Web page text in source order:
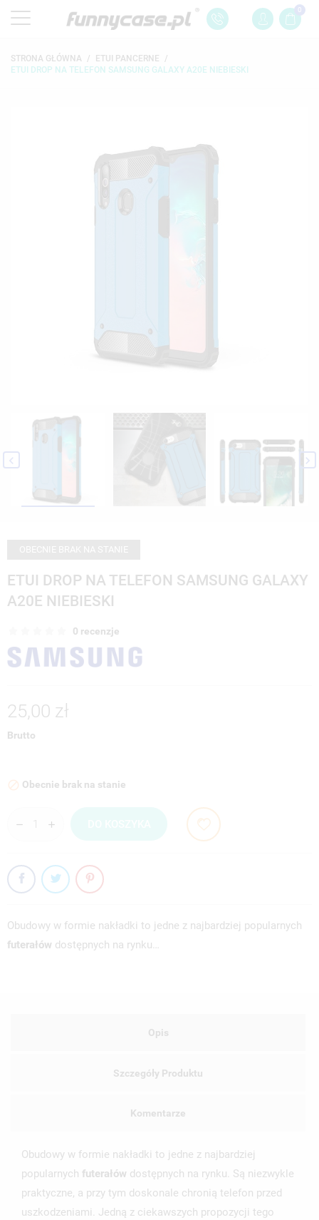
0
STRONA GŁÓWNA
ETUI PANCERNE
ETUI DROP NA TELEFON SAMSUNG GALAXY A20E NIEBIESKI
 
ETUI DROP NA TELEFON SAMSUNG GALAXY
A20E NIEBIESKI
0 recenzje
25,00 zł
Brutto
 Obecnie brak na stanie
Obudowy w formie nakładki to jedne z najbardziej popularnych
futerałów dostępnych na rynku…
Opis
Szczegóły Produktu
Komentarze
Obudowy w formie nakładki to jedne z najbardziej
popularnych futerałów dostępnych na rynku. Są niezwykle
praktyczne, a przy tym doskonale chronią telefon przed
uszkodzeniami. Jedną z ciekawszych propozycji tego